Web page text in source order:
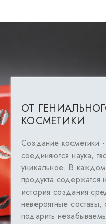
ОТ
КОСМЕТИКИ
Создание косметики
соединяются наука,
уникальное. В
продукта содержатся
история создания
невероятные
подарить